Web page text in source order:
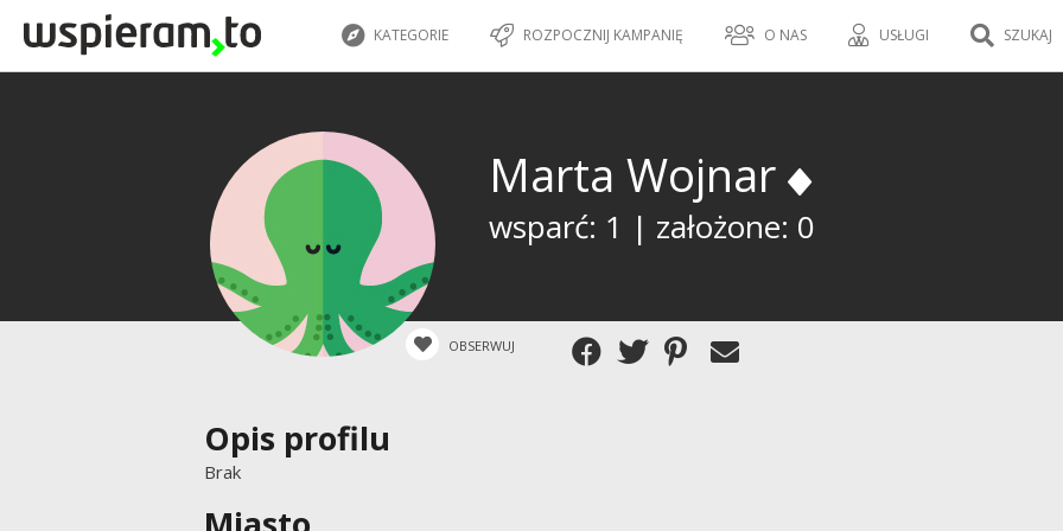
KATEGORIE ROZPOCZNIJ KAMPANIĘ O NAS USŁUGI SZUKAJ
Marta Wojnar
wsparć: 1 | założone: 0
OBSERWUJ
Opis profilu
Brak